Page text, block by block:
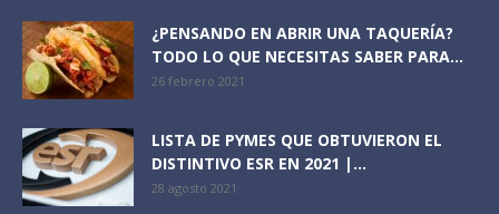
¿PENSANDO EN ABRIR UNA TAQUERÍA?
TODO LO QUE NECESITAS SABER PARA...
26 febrero 2021
LISTA DE PYMES QUE OBTUVIERON EL
DISTINTIVO ESR EN 2021 |...
28 agosto 2021